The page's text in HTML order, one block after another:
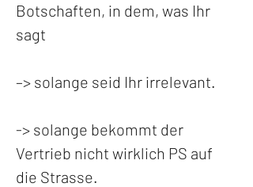
Botschaften, in dem, was Ihr
sagt
–> solange seid Ihr irrelevant.
-> solange bekommt der
Vertrieb nicht wirklich PS auf
die Strasse.